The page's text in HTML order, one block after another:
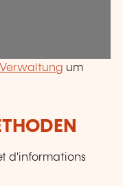
um
d'informations